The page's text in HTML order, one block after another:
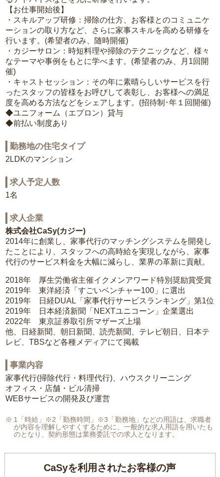
【お仕事開始後】
・スキルアップ研修：掃除の仕方、お客様とのコミュニケ
ーションの取り方など、さらに家事スキルを高める研修を
行います。(希望者のみ、随時開催)
・カジーサロン：時短料理や掃除のテクニックなど、様々
なテーマや事例をもとに学べます。(希望者のみ、月1回開
催)
・キャストセッション：その年に素晴らしいサービスを行
ったスタッフの皆様をお呼びして表彰し、お客様への満足
度を高める方法などをシェアします。(招待制･年１回開催)
◆ユニフォーム（エプロン）貸与
◆前払い制度あり
勤務地の住宅タイプ
2LDKのマンション
求人予定人数
1名
求人企業
株式会社CaSy(カジー)
2014年に創業し、家事代行のマッチングシステムを開発し
たことにより、スタッフへの高時給を実現しながら、家事
代行のサービス料金を大幅に減らし、業界の革新に貢献。
2018年 厚生労働省主催イクメンアワード特別奨励賞受賞
2019年 東洋経済「すごいベンチャー100」に選出
2019年 日経DUAL「家事代行サービスランキング」第1位
2019年 日本経済新聞「NEXTユニコーン」企業選出
2022年 東京証券取引所マザーズ上場
他、日経新聞、朝日新聞、読売新聞、テレビ朝日、日本テ
レビ、TBSなど各種メディアにて掲載
事業内容
家事代行(掃除代行・料理代行)、ハウスクリーニング
オフィス・店舗・ビル清掃
WEBサービスの開発及び運営
1「時給」※2「勤務時間」※3「勤務地」などの用語は、求職者
が内容を理解しやすくするために、一般的な求人用語を用いたも
のとなり、契約形態は業務委託での求人となります。
CaSyを利用されたお客様の声